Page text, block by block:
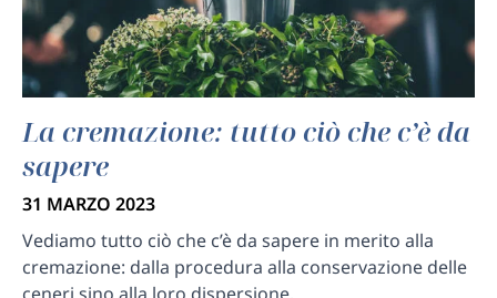
La cremazione: tutto ciò che c’è da
sapere
31 MARZO 2023
Vediamo tutto ciò che c’è da sapere in merito alla
cremazione: dalla procedura alla conservazione delle